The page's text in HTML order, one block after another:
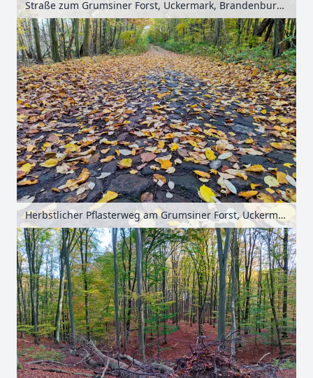
Straße zum Grumsiner Forst, Uckermark, Brandenburg, Deutschland
Herbstlicher Pflasterweg am Grumsiner Forst, Uckermark, Brandenburg, Deutschland